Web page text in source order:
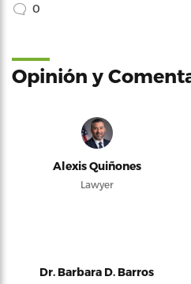
0
Opinión y
Alexis Quiñones
Lawyer
Dr. Barbara D. Barros